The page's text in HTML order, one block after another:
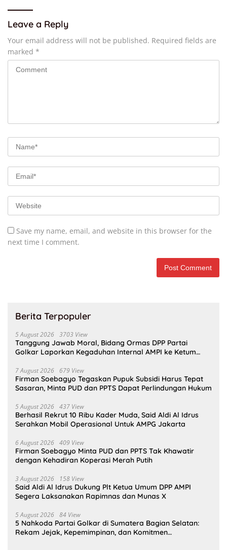
Leave a Reply
Your email address will not be published. Required fields are
marked *
Save my name, email, and website in this browser for the
next time I comment.
Berita Terpopuler
5 August 2026 3703 View
Tanggung Jawab Moral, Bidang Ormas DPP Partai
Golkar Laporkan Kegaduhan Internal AMPI ke Ketum
7 August 2026 679 View
Firman Soebagyo Tegaskan Pupuk Subsidi Harus Tepat
Sasaran, Minta PUD dan PPTS Dapat Perlindungan Hukum
5 August 2026 437 View
Berhasil Rekrut 10 Ribu Kader Muda, Said Aldi Al Idrus
Serahkan Mobil Operasional Untuk AMPG Jakarta
6 August 2026 409 View
Firman Soebagyo Minta PUD dan PPTS Tak Khawatir
dengan Kehadiran Koperasi Merah Putih
3 August 2026 158 View
Said Aldi Al Idrus Dukung Plt Ketua Umum DPP AMPI
Segera Laksanakan Rapimnas dan Munas X
5 August 2026 84 View
5 Nahkoda Partai Golkar di Sumatera Bagian Selatan:
Rekam Jejak, Kepemimpinan, dan Komitmen